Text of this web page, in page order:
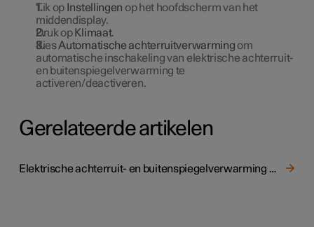
Tik op Instellingen op het hoofdscherm van het
middendisplay.
Druk op Klimaat.
KiesAutomatische achterruitverwarming om
automatische inschakeling van elektrische achterruit-
en buitenspiegelverwarming te
activeren/deactiveren.
Gerelateerde artikelen
Elektrische achterruit- en buitenspiegelverwarming activeren en deactiveren